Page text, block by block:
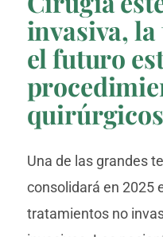
invasiva,
el futuro
quirúrgicos
Una de las grandes
consolidará en 2025
tratamientos no